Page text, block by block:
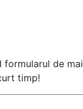
formularul de mai
timp!